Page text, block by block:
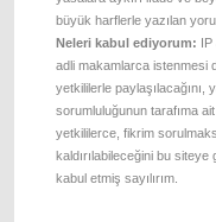
büyük harflerle yazılan
Neleri kabul ediyorum: IP
adli makamlarca istenmesi
yetkililerle paylaşılacağını,
sorumluluğunun tarafıma ait
yetkililerce, fikrim
kaldırılabileceğini bu
kabul etmiş sayılırım.